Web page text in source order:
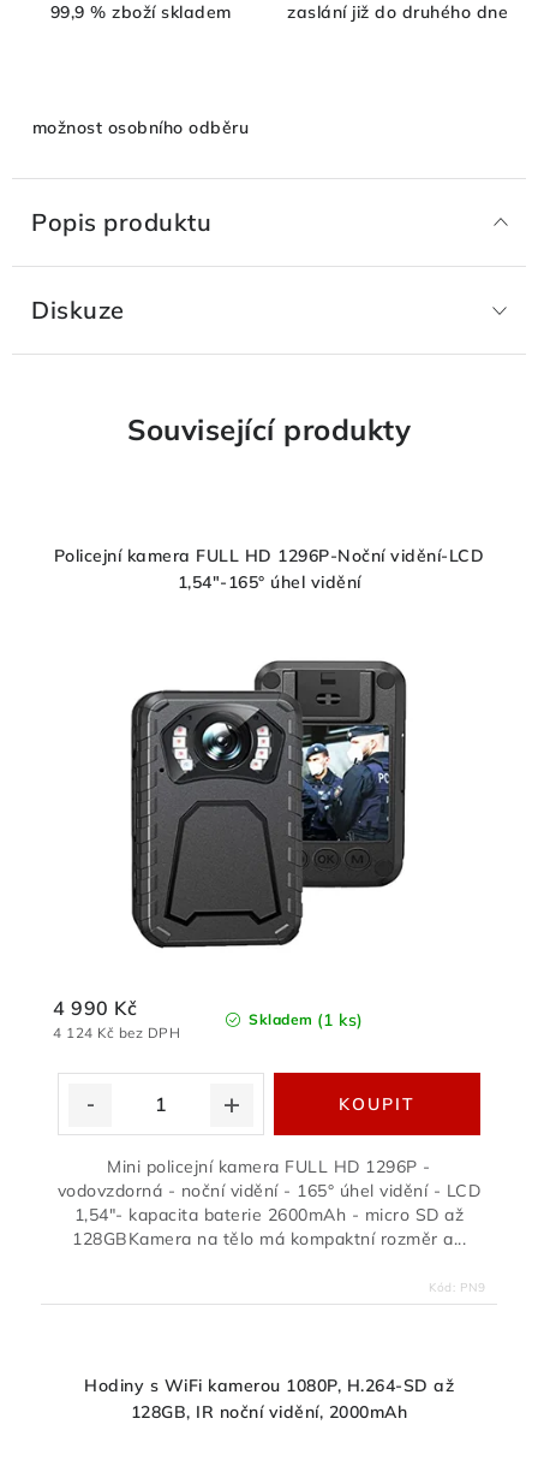
99,9 % zboží skladem zaslání již do druhého dne
možnost osobního odběru
Popis produktu
Diskuze
Související produkty
Policejní kamera FULL HD 1296P-Noční vidění-LCD
1,54"-165° úhel vidění
Skladem (1 ks)
4 124 Kč bez DPH
4 990 Kč
Mini policejní kamera FULL HD 1296P -
vodovzdorná - noční vidění - 165° úhel vidění - LCD
1,54"- kapacita baterie 2600mAh - micro SD až
128GBKamera na tělo má kompaktní rozměr a...
Kód: PN9
Hodiny s WiFi kamerou 1080P, H.264-SD až
128GB, IR noční vidění, 2000mAh